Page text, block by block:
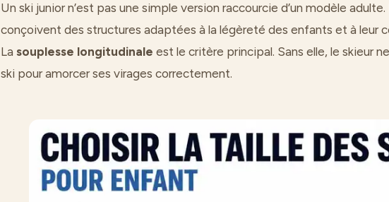
Un ski junior n’est pas une simple version raccourcie d’un modèle
conçoivent des structures adaptées à la légèreté des enfants et à leur
La souplesse longitudinale est le critère principal. Sans elle, le skieur
ski pour amorcer ses virages correctement.